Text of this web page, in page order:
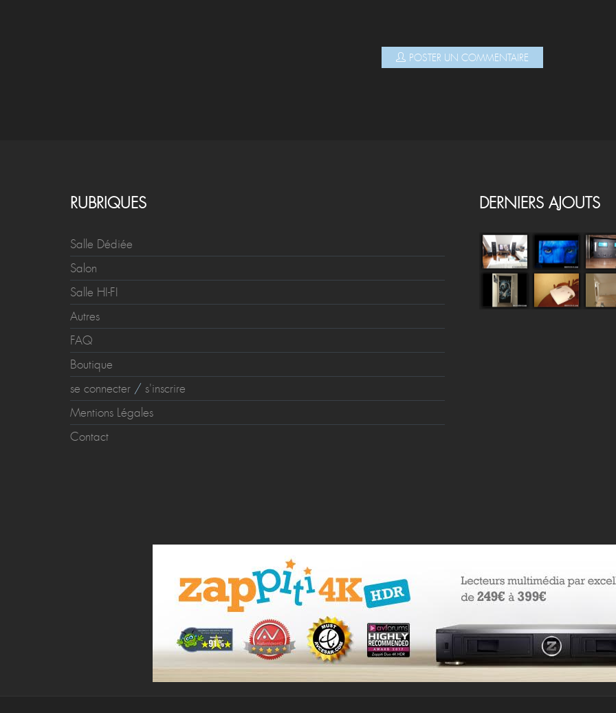
POSTER UN COMMENTAIRE
RUBRIQUES
Salle Dédiée
Salon
Salle HI-FI
Autres
FAQ
Boutique
se connecter / s'inscrire
Mentions Légales
Contact
DERNIERS AJOUTS